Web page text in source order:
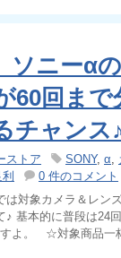
ソニーα
60回まで
チャンス♪
ストア SONY, α
利
0 件のコメント
は対象カメラ＆レン
♪ 基本的に普段は24
よ。 ☆対象商品一